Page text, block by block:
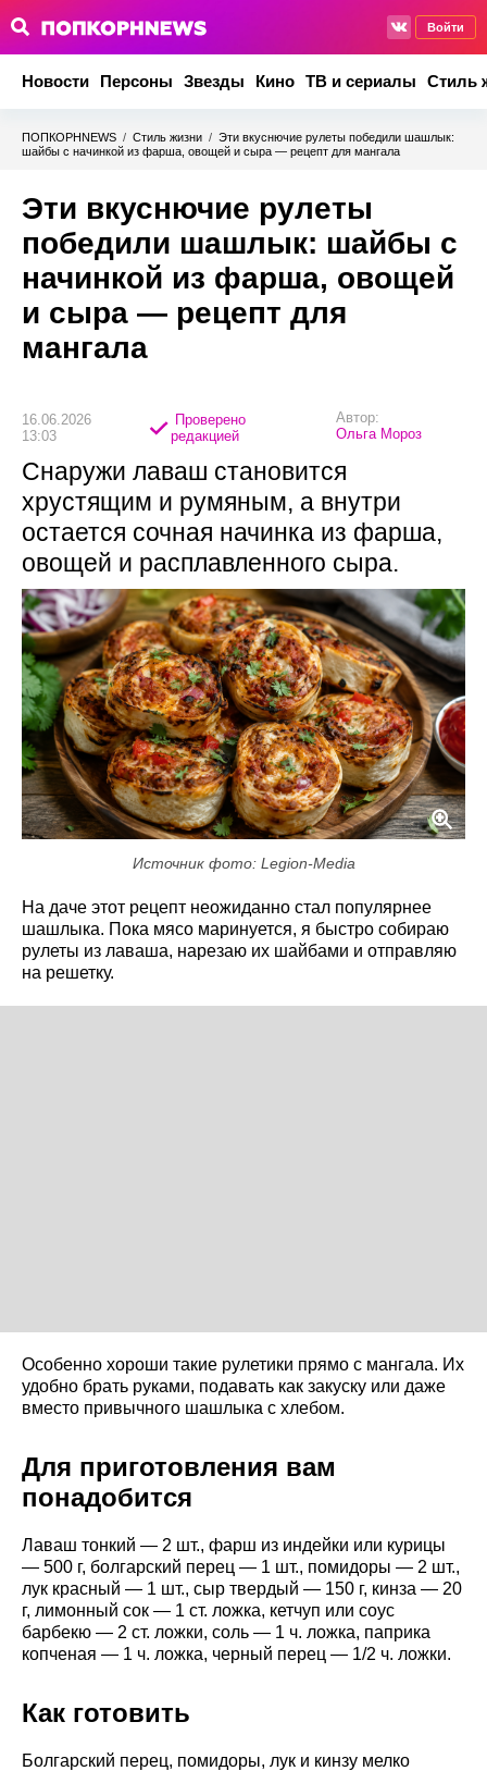
Войти
Новости Персоны Звезды Кино ТВ и сериалы Стиль
ПОПКОРНNEWS / Стиль жизни / Эти вкуснючие рулеты победили шашлык:
шайбы с начинкой из фарша, овощей и сыра — рецепт для мангала
Эти вкуснючие рулеты
победили шашлык: шайбы с
начинкой из фарша, овощей
и сыра — рецепт для
мангала
16.06.2026
13:03
Проверено
редакцией
Автор:
Ольга Мороз
Снаружи лаваш становится
хрустящим и румяным, а внутри
остается сочная начинка из фарша,
овощей и расплавленного сыра.
Источник фото: Legion-Media
На даче этот рецепт неожиданно стал популярнее
шашлыка. Пока мясо маринуется, я быстро собираю
рулеты из лаваша, нарезаю их шайбами и отправляю
на решетку.
Особенно хороши такие рулетики прямо с мангала. Их
удобно брать руками, подавать как закуску или даже
вместо привычного шашлыка с хлебом.
Для приготовления вам
понадобится
Лаваш тонкий — 2 шт., фарш из индейки или курицы
— 500 г, болгарский перец — 1 шт., помидоры — 2 шт.,
лук красный — 1 шт., сыр твердый — 150 г, кинза — 20
г, лимонный сок — 1 ст. ложка, кетчуп или соус
барбекю — 2 ст. ложки, соль — 1 ч. ложка, паприка
копченая — 1 ч. ложка, черный перец — 1/2 ч. ложки.
Как готовить
Болгарский перец, помидоры, лук и кинзу мелко